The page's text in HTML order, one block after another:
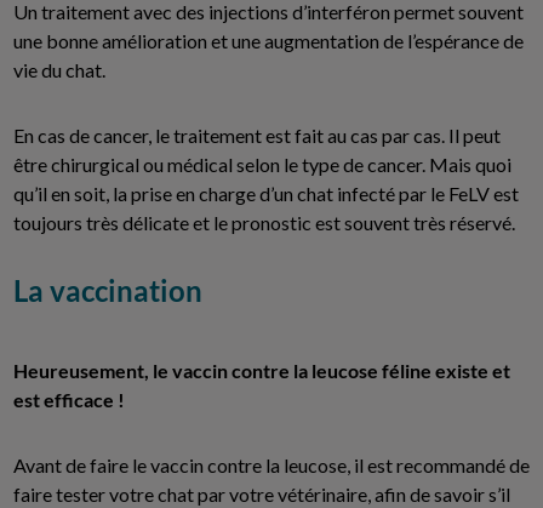
Un traitement avec des injections d’interféron permet souvent
une bonne amélioration et une augmentation de l’espérance de
vie du chat.
En cas de cancer, le traitement est fait au cas par cas. Il peut
être chirurgical ou médical selon le type de cancer. Mais quoi
qu’il en soit, la prise en charge d’un chat infecté par le FeLV est
toujours très délicate et le pronostic est souvent très réservé.
La vaccination
Heureusement, le vaccin contre la leucose féline existe et
est efficace !
Avant de faire le vaccin contre la leucose, il est recommandé de
faire tester votre chat par votre vétérinaire, afin de savoir s’il